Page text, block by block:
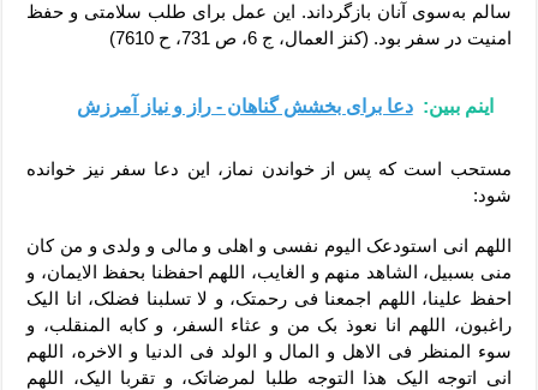
سالم به‌سوی آنان بازگرداند. این عمل برای طلب سلامتی و حفظ
امنیت در سفر بود. (کنز العمال، ج 6، ص 731، ح 7610)
اینم ببین: دعا برای بخشش گناهان - راز و نیاز آمرزش
مستحب است که پس از خواندن نماز، این دعا سفر نیز خوانده
شود:
اللهم انی استودعک الیوم نفسی و اهلی و مالی و ولدی و من کان
منی بسبیل، الشاهد منهم و الغایب، اللهم احفظنا بحفظ الایمان، و
احفظ علینا، اللهم اجمعنا فی رحمتک، و لا تسلبنا فضلک، انا الیک
راغبون، اللهم انا نعوذ بک من و عثاء السفر، و کابه المنقلب، و
سوء المنظر فی الاهل و المال و الولد فی الدنیا و الاخره، اللهم
انی اتوجه الیک هذا التوجه طلبا لمرضاتک، و تقربا الیک، اللهم